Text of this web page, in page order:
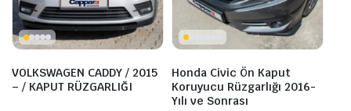
VOLKSWAGEN CADDY / 2015
– / KAPUT RÜZGARLIĞI
Honda Civic Ön Kaput
Koruyucu Rüzgarlığı 2016-
Yılı ve Sonrası